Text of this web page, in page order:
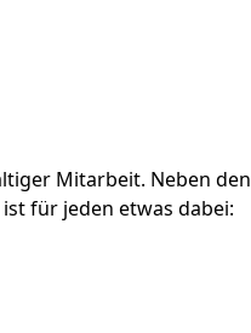
Mitarbeit. Neben den
für jeden etwas dabei: